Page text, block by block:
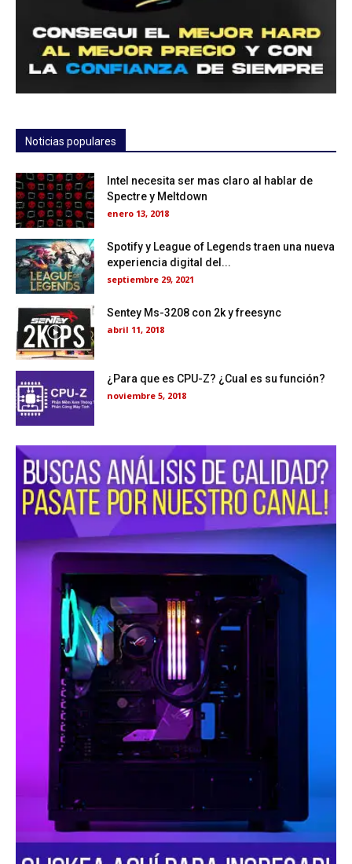
Noticias populares
Intel necesita ser mas claro al hablar de
Spectre y Meltdown
enero 13, 2018
Spotify y League of Legends traen una nueva
experiencia digital del...
septiembre 29, 2021
Sentey Ms-3208 con 2k y freesync
abril 11, 2018
¿Para que es CPU-Z? ¿Cual es su función?
noviembre 5, 2018